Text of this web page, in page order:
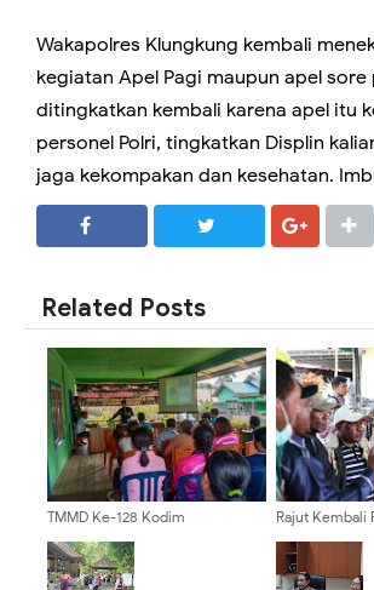
Wakapolres Klungkung kembali
kegiatan Apel Pagi maupun apel sore
ditingkatkan kembali karena apel itu
personel Polri, tingkatkan Displin
jaga kekompakan dan kesehatan.
Related Posts
TMMD Ke-128 Kodim
Perikanan dan Peternakan bagi
Warga Desa Luso
Rajut Kembali
Lanny Jaya
Melalui Prosesi